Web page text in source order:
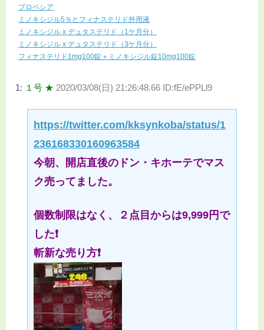
プロペシア
ミノキシジル5％とフィナステリド外用液
ミノキシジル x デュタステリド（1ケ月分）
ミノキシジル x デュタステリド（3ケ月分）
フィナステリド1mg100錠＋ミノキシジル錠10mg100錠
1: １号 ★ 2020/03/08(日) 21:26:48.66 ID:fE/ePPLl9
https://twitter.com/kksynkoba/status/1
236168330160963584
今朝、開店直後のドン・キホーテでマス
ク売ってました。
個数制限はなく、２点目からは9,999円で
した❗
斬新な売り方❗